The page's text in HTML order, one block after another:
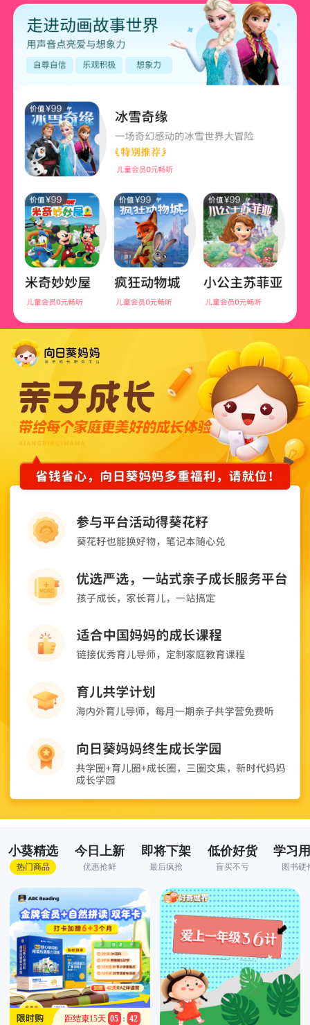
小葵精选
热门商品
今日上新
优惠抢鲜
即将下架
最后疯抢
低价好货
盲买不亏
学习
图书硬
距结束15天 05 : 42